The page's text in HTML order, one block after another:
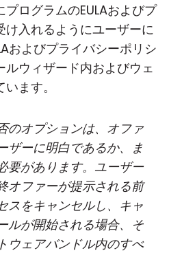
ログラムのEULAおよびプ
け入れるようにユーザーに
およびプライバシーポリシ
ウィザード内およびウェ
ます。
のオプションは、オファ
ザーに明白であるか、ま
要があります。ユーザー
オファーが提示される前
スをキャンセルし、キャ
ルが開始される場合、そ
ウェアバンドル内のすべ